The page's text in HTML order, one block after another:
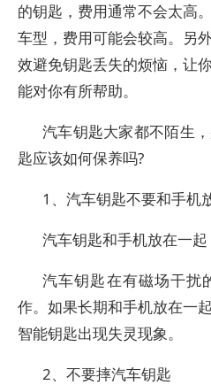
的钥匙，费用通常不会太高
车型，费用可能会较高。另
效避免钥匙丢失的烦恼，让
能对你有所帮助。
汽车钥匙大家都不陌生
匙应该如何保养吗?
1、汽车钥匙不要和手机
汽车钥匙和手机放在一起
汽车钥匙在有磁场干扰
作。如果长期和手机放在一
智能钥匙出现失灵现象。
2、不要摔汽车钥匙